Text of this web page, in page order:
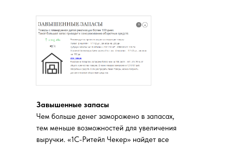
Завышенные запасы
Чем больше денег заморожено в запасах,
тем меньше возможностей для увеличения
выручки. «1С-Ритейл Чекер» найдет все